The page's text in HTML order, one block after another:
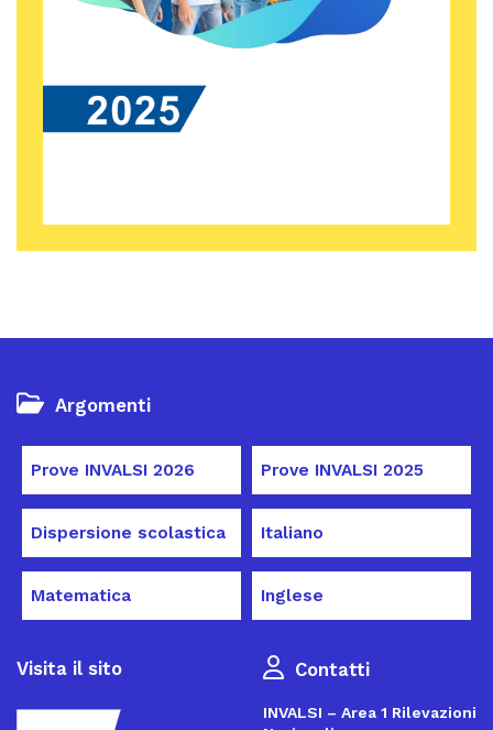
Argomenti
Prove INVALSI 2026 Prove INVALSI 2025
Dispersione scolastica Italiano
Matematica Inglese
Visita il sito Contatti
INVALSI – Area 1 Rilevazioni